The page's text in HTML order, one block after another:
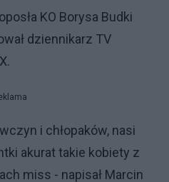
KO Borysa Budki
dziennikarz TV
i chłopaków, nasi
akurat takie kobiety z
miss - napisał Marcin